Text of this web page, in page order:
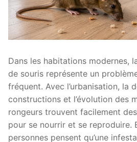
Dans les habitations modernes,
de souris représente un
fréquent. Avec l’urbanisation, la
constructions et l’évolution des
rongeurs trouvent facilement
pour se nourrir et se reproduire.
personnes pensent qu’une